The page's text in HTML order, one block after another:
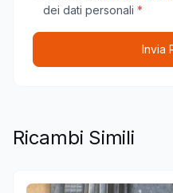
dei dati personali *
Invia
Ricambi Simili